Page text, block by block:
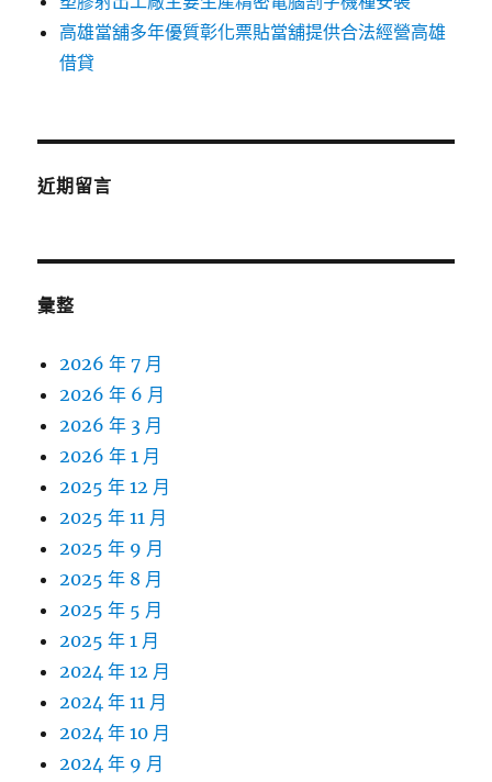
高雄當舖多年優質彰化票貼當舖提供合法經營高雄
借貸
近期留言
彙整
2026 年 7 月
2026 年 6 月
2026 年 3 月
2026 年 1 月
2025 年 12 月
2025 年 11 月
2025 年 9 月
2025 年 8 月
2025 年 5 月
2025 年 1 月
2024 年 12 月
2024 年 11 月
2024 年 10 月
2024 年 9 月